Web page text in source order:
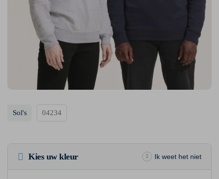
Sol's 04234
Kies uw kleur Ik weet het niet